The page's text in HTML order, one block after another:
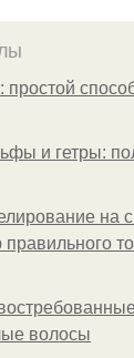
простой
и гетры:
на
волосы